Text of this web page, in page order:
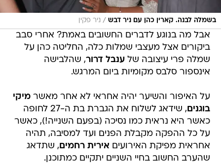
בשמלה לבנה. קארין כהן עם ניר דבש / ניר פקין
אבל מה בנוגע לדברים החשובים באמת? אחרי סבב
ביקורים אצל מעצבי שמלות כלה, החליטה כהן על
שמלה פרי עיצובה שלענבל דרור, שהלבישה
אינספור סלבס מקומיות ביום המרגש.
על האיפור והשיער יהיה אחראי לא אחר מאשרמיקי
בוגנים
, שידאג לשלוח את הגברת בת ה-27 לחופה
כאשר היא נראית כמו נסיכה (בפעם השנייה!), כאשר
על כל ההפקה מקבלת הפנים ועד למסיבה, תהיה
אחראית מפיקת האירועים אירית רחמים, שתדאג
שהערב החשוב בחיי השניים יתקיים כמתוכנן.